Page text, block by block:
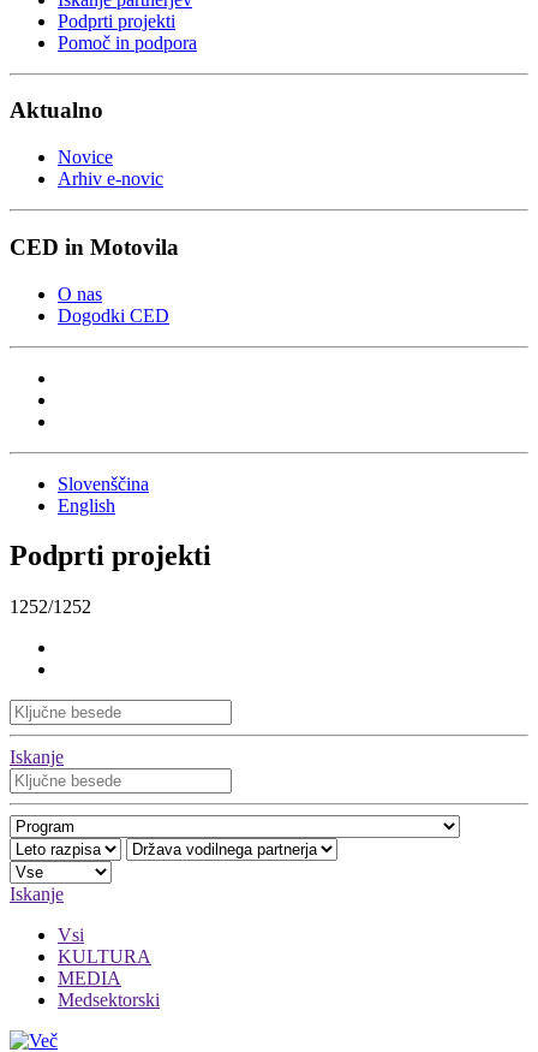
Podprti projekti
Pomoč in podpora
Aktualno
Novice
Arhiv e-novic
CED in Motovila
O nas
Dogodki CED
Slovenščina
English
Podprti projekti
1252/1252
Iskanje
Iskanje
Vsi
KULTURA
MEDIA
Medsektorski